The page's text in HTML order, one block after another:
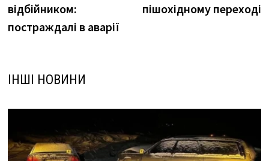
відбійником:
постраждалі в аварії
пішохідному переході
ІНШІ НОВИНИ